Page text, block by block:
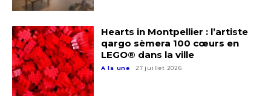
J'accepte lestermes et conditions
Nom
Prénom
Hearts in Montpellier : l’artiste
qargo sèmera 100 cœurs en
LEGO® dans la ville
A la une 27 juillet 2026